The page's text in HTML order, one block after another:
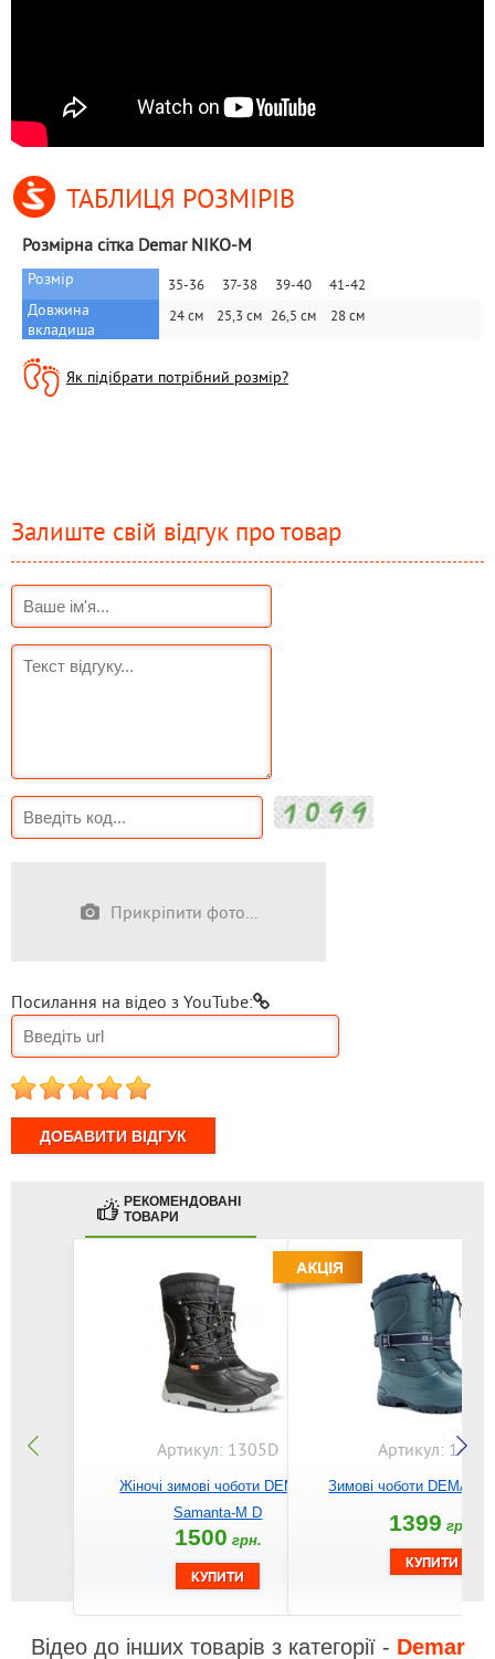
ТАБЛИЦЯ РОЗМІРІВ
Розмірна сітка Demar NIKO-M
Розмір 35-36 37-38 39-40 41-42
Довжина
вкладиша
24 см 25,3 см 26,5 см 28 см
Як підібрати потрібний розмір?
Залиште свій відгук про товар
Прикріпити фото...
Посилання на відео з YouTube:
1 2 3 4 5
РЕКОМЕНДОВАНІ
ТОВАРИ
Артикул: 1305D
Жіночі зимові чоботи DEMAR
Samanta-M D
1500 грн.
Артикул: 1416
Зимові чоботи DEMAR
1399 грн.
Відео до інших товарів з категорії - Demar